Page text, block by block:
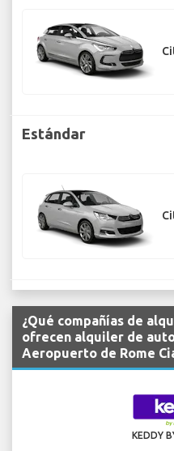
Estándar
¿Qué compañías de
ofrecen alquiler de
Aeropuerto de Rome
KEDDY